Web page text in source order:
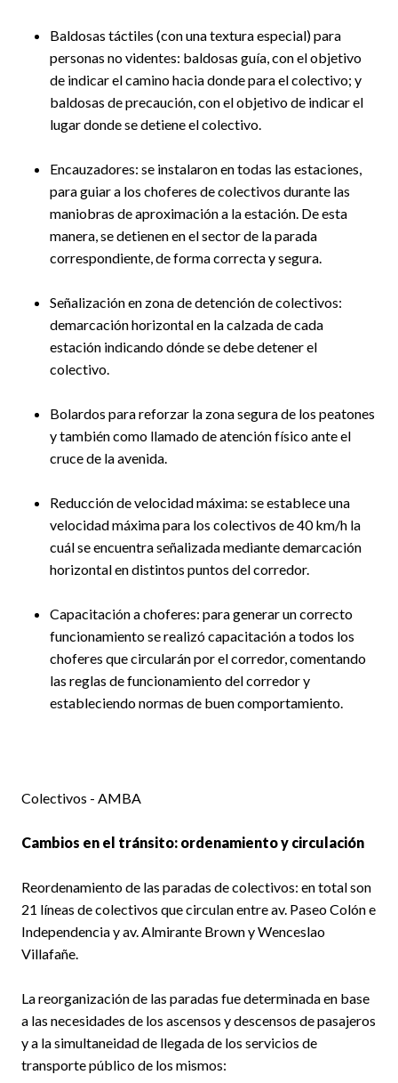
Baldosas táctiles (con una textura especial) para
personas no videntes: baldosas guía, con el objetivo
de indicar el camino hacia donde para el colectivo; y
baldosas de precaución, con el objetivo de indicar el
lugar donde se detiene el colectivo.
Encauzadores: se instalaron en todas las estaciones,
para guiar a los choferes de colectivos durante las
maniobras de aproximación a la estación. De esta
manera, se detienen en el sector de la parada
correspondiente, de forma correcta y segura.
Señalización en zona de detención de colectivos:
demarcación horizontal en la calzada de cada
estación indicando dónde se debe detener el
colectivo.
Bolardos para reforzar la zona segura de los peatones
y también como llamado de atención físico ante el
cruce de la avenida.
Reducción de velocidad máxima: se establece una
velocidad máxima para los colectivos de 40 km/h la
cuál se encuentra señalizada mediante demarcación
horizontal en distintos puntos del corredor.
Capacitación a choferes: para generar un correcto
funcionamiento se realizó capacitación a todos los
choferes que circularán por el corredor, comentando
las reglas de funcionamiento del corredor y
estableciendo normas de buen comportamiento.
Colectivos - AMBA
Cambios en el tránsito: ordenamiento y circulación
Reordenamiento de las paradas de colectivos: en total son
21 líneas de colectivos que circulan entre av. Paseo Colón e
Independencia y av. Almirante Brown y Wenceslao
Villafañe.
La reorganización de las paradas fue determinada en base
a las necesidades de los ascensos y descensos de pasajeros
y a la simultaneidad de llegada de los servicios de
transporte público de los mismos: